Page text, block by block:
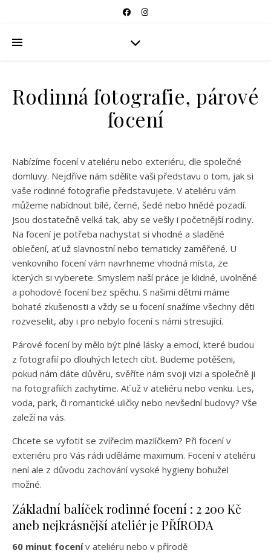
Rodinná fotografie, párové
focení
Nabízíme focení v ateliéru nebo exteriéru, dle společné
domluvy. Nejdříve nám sdělíte vaši představu o tom, jak si
vaše rodinné fotografie představujete. V ateliéru vám
můžeme nabídnout bílé, černé, šedé nebo hnědé pozadí.
Jsou dostatečně velká tak, aby se vešly i početnější rodiny.
Na focení je potřeba nachystat si vhodné a sladěné
oblečení, ať už slavnostní nebo tematicky zaměřené. U
venkovního focení vám navrhneme vhodná místa, ze
kterých si vyberete. Smyslem naší práce je klidné, uvolněné
a pohodové focení bez spěchu. S našimi dětmi máme
bohaté zkušenosti a vždy se u focení snažíme všechny děti
rozveselit, aby i pro nebylo focení s námi stresující.
Párové focení by mělo být plné lásky a emocí, které budou
z fotografií po dlouhých letech cítit. Budeme potěšeni,
pokud nám dáte důvěru, svěříte nám svoji vizi a společně ji
na fotografiích zachytíme. Ať už v ateliéru nebo venku. Les,
voda, park, či romantické uličky nebo nevšední budovy? Vše
zaleží na vás.
Chcete se vyfotit se zvířecím mazlíčkem? Při focení v
exteriéru pro Vás rádi uděláme maximum. Focení v ateliéru
není ale z důvodu zachování vysoké hygieny bohužel
možné.
Základní balíček rodinné focení : 2 200 Kč
aneb nejkrásnější ateliér je PŘÍRODA
60 minut focenív ateliéru nebo v přírodě